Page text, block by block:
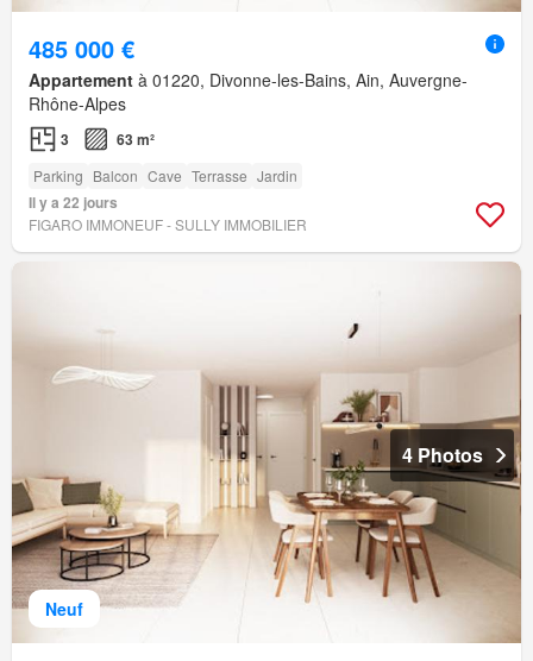
485 000 €
Appartement à 01220, Divonne-les-Bains, Ain, Auvergne-
Rhône-Alpes
3 63 m²
Parking Balcon Cave Terrasse Jardin
Il y a 22 jours
FIGARO IMMONEUF - SULLY IMMOBILIER
Neuf
4 Photos